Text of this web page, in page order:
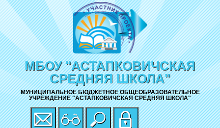
МБОУ "АСТАПКОВИЧСКАЯ
СРЕДНЯЯ ШКОЛА"
МУНИЦИПАЛЬНОЕ БЮДЖЕТНОЕ ОБЩЕОБРАЗОВАТЕЛЬНОЕ
УЧРЕЖДЕНИЕ "АСТАПКОВИЧСКАЯ СРЕДНЯЯ ШКОЛА"